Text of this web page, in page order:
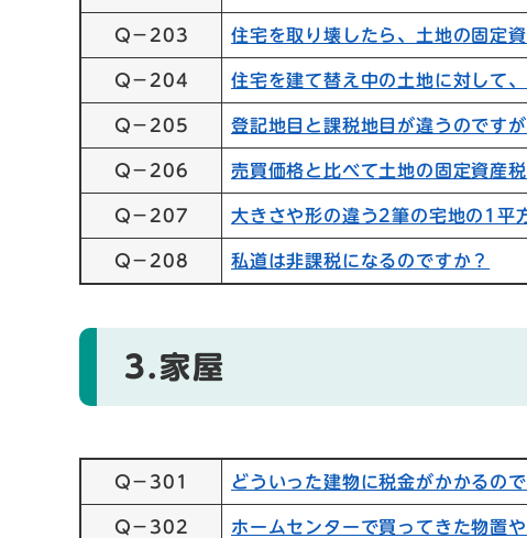
Q－203 住宅を取り壊したら、土地の固定
Q－204 住宅を建て替え中の土地に対して
Q－205 登記地目と課税地目が違うのです
Q－206 売買価格と比べて土地の固定資産
Q－207 大きさや形の違う2筆の宅地の1平
Q－208 私道は非課税になるのですか？
3.家屋
Q－301 どういった建物に税金がかかるの
Q－302 ホームセンターで買ってきた物置